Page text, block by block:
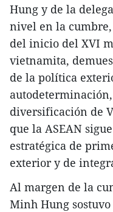
Hung y de la
nivel en la
del inicio del XVI
vietnamita,
de la política
diversificación de
que la ASEAN
estratégica de
exterior y de
Al margen de la
Minh Hung